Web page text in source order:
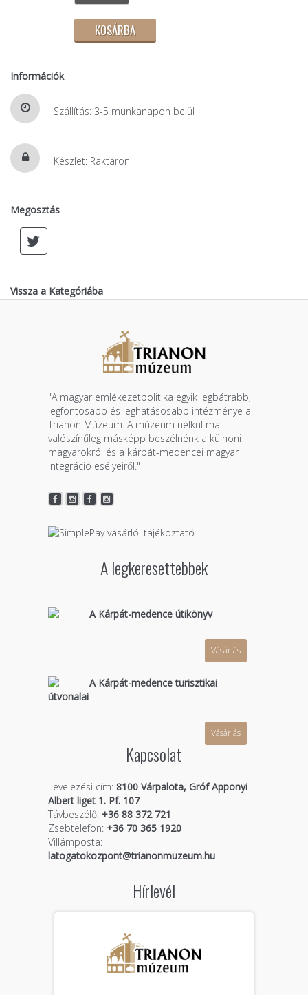
Információk
Szállítás: 3-5 munkanapon belül
Készlet: Raktáron
Megosztás
Vissza a Kategóriába
"A magyar emlékezetpolitika egyik legbátrabb,
legfontosabb és leghatásosabb intézménye a
Trianon Múzeum. A múzeum nélkül ma
valószínűleg másképp beszélnénk a külhoni
magyarokról és a kárpát-medencei magyar
integráció esélyeiről."
A legkeresettebbek
A Kárpát-medence útikönyv
Vásárlás
A Kárpát-medence turisztikai
útvonalai
Vásárlás
Kapcsolat
Levelezési cím: 8100 Várpalota, Gróf Apponyi
Albert liget 1. Pf. 107
Távbeszélő:+36 88 372 721
Zsebtelefon:+36 70 365 1920
Villámposta:
latogatokozpont@trianonmuzeum.hu
Hírlevél